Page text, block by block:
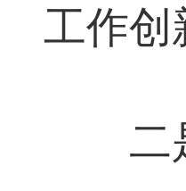
工作创
二是